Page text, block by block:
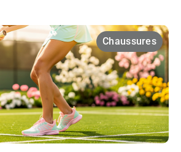
Chaussures